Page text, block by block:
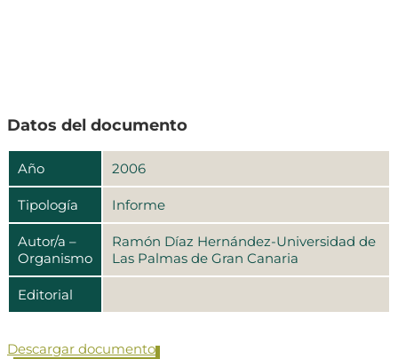
Datos del documento
Año 2006
Tipología Informe
Autor/a –
Organismo
Ramón Díaz Hernández-Universidad de
Las Palmas de Gran Canaria
Editorial
Descargar documento